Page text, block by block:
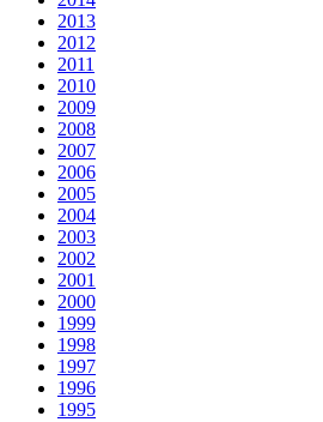
2013
2012
2011
2010
2009
2008
2007
2006
2005
2004
2003
2002
2001
2000
1999
1998
1997
1996
1995